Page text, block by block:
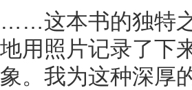
……这本书的独特
地用照片记录了下
象。我为这种深厚